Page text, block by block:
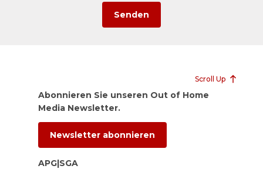
Senden
Scroll Up
Abonnieren Sie unseren Out of Home
Media Newsletter.
Newsletter abonnieren
APG|SGA